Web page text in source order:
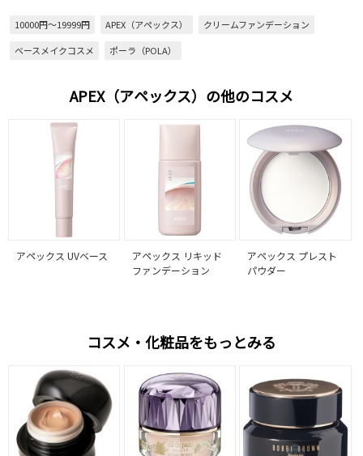
10000円～19999円 APEX（アペックス）
クリームファンデーション
ベースメイクコスメ
ポーラ（POLA）
APEX（アペックス）の他のコスメ
アペックス UVベース
アペックス リキッド
ファンデーション
アペックス プレスト
パウダー
コスメ・化粧品をもっとみる